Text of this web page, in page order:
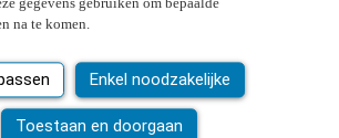
gegevens gebruiken om bepaalde
na te komen.
Enkel noodzakelijke
Toestaan en doorgaan
Antwerpen
inplannen Express Medical